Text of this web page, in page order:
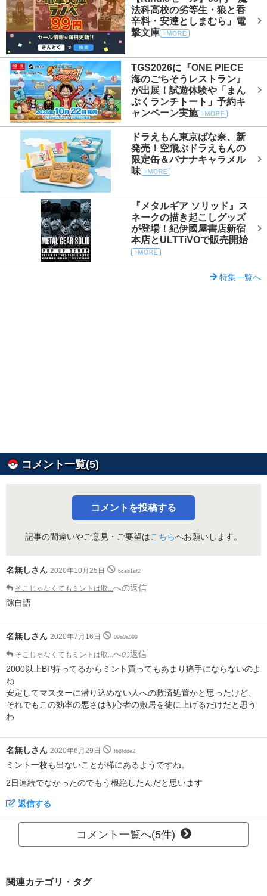
法科高校の劣等生・狼と香
辛料・安達としまむら」電
撃文庫
TGS2026に『ONE PIECE
海のごちそうレストラン』
が出展！試遊体験や「まん
ぷくランチトート」予約キ
ャンペーン実施
ドラえもん東京ばな奈、新
発売！空飛ぶドラえもんの
限定缶＆バナナキャラメル
味
『メタルギア ソリッド』ス
ネークの描き起こしグッズ
が登場！紀伊國屋書店新宿
本店とULTTiVOで販売開始
特集一覧へ
コメント一覧(5)
コメントを投稿する
記事の間違いやご意見・ご要望はこちらへお願いします。
名無しさん 2020年10月25日 6ceb1ef2
そこじゃなくてもミントは取...への返信
隙自語
名無しさん 2020年7月16日 09a0a099
そこじゃなくてもミントは取...への返信
2000以上BP持ってるからミント買ってもあまり痛手にならないのよ
ね
安定してマスターに潜り込めない人への救済処置かと思ったけど、
それでもこの効率の悪さは初心者の敷居を徒に上げるだけだと思う
わ
名無しさん 2020年6月29日 f68fdde2
ミント一枚も出ないことが稀にあるようですね。
2日連続でなかったのでもう根絶したんだと思います
返信する
コメント一覧へ(5件)
関連カテゴリ・タグ